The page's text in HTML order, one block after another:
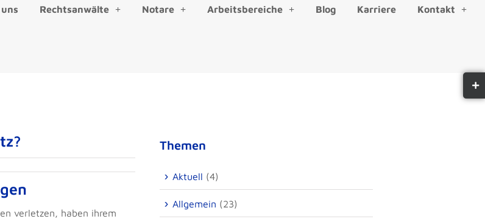
Rechtsanwälte Notare Arbeitsbereiche Blog Karriere Kontakt
verletzen, haben ihrem
Themen
Aktuell (4)
Allgemein (23)